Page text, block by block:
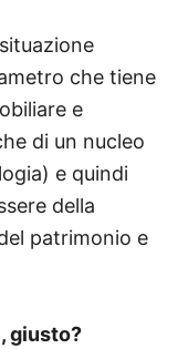
che tiene
e
di un nucleo
e quindi
della
patrimonio e
giusto?